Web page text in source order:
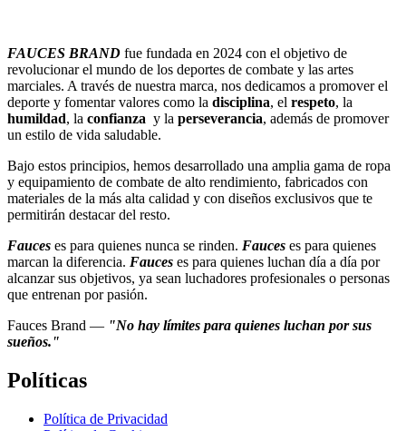
FAUCES BRAND fue fundada en 2024 con el objetivo de
revolucionar el mundo de los deportes de combate y las artes
marciales. A través de nuestra marca, nos dedicamos a promover el
deporte y fomentar valores como la disciplina, el respeto, la
humildad, la confianza y la perseverancia, además de promover
un estilo de vida saludable.
Bajo estos principios, hemos desarrollado una amplia gama de ropa
y equipamiento de combate de alto rendimiento, fabricados con
materiales de la más alta calidad y con diseños exclusivos que te
permitirán destacar del resto.
Fauces es para quienes nunca se rinden. Fauces es para quienes
marcan la diferencia. Fauces es para quienes luchan día a día por
alcanzar sus objetivos, ya sean luchadores profesionales o personas
que entrenan por pasión.
Fauces Brand — "No hay límites para quienes luchan por sus
sueños."
Políticas
Política de Privacidad